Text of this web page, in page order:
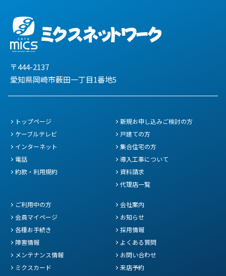
〒444-2137
愛知県岡崎市薮田一丁目1番地5
トップページ
ケーブルテレビ
インターネット
電話
約款・利用規約
新規お申し込みご検討の方
戸建ての方
集合住宅の方
導入工事について
資料請求
代理店一覧
ご利用中の方
会員マイページ
各種お手続き
障害情報
メンテナンス情報
ミクスカード
会社案内
お知らせ
採用情報
よくある質問
お問い合わせ
来店予約